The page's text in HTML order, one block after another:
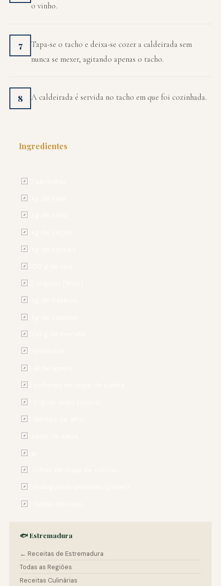
o vinho.
7
Tapa-se o tacho e deixa-se cozer a caldeirada sem
nunca se mexer, agitando apenas o tacho.
8 A caldeirada é servida no tacho em que foi cozinhada.
Ingredientes
✓
✓
✓
✓
✓
✓
✓
✓
✓
✓
✓
✓
✓
✓
✓
✓
✓
✓
✓
✓
🐟 Estremadura
← Receitas de Estremadura
Todas as Regiões
Receitas Culinárias